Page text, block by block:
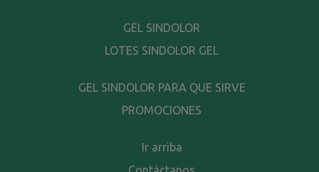
GEL SINDOLOR
LOTES SINDOLOR GEL
GEL SINDOLOR PARA QUE SIRVE
PROMOCIONES
Ir arriba